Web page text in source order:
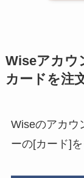
Wiseアカウ
カードを注
Wiseのアカウ
ーの[カード]を